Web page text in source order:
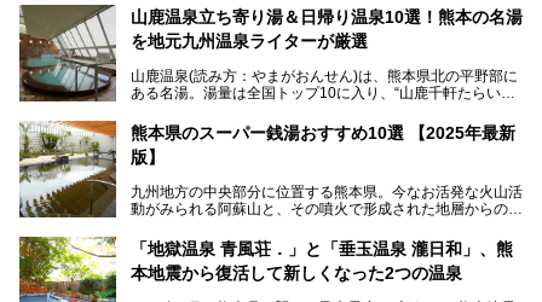
今回は再開した耕きちの湯を訪問し、全浴室(男女別大浴
ます。和傘や竹、ろうそくなどを用いて、和情緒たっぷりの
ライトアップが無料で楽しめます。
日、の合計8日間開催。今回は地元九州在住の筆者が、その
見所を徹底紹介。併せて、その他イベントや立ち寄り湯も併
山鹿温泉立ち寄り湯＆日帰り温泉10選！熊本の名湯
を地元九州温泉ライターが厳選
山鹿温泉(読み方：やまがおんせん)は、熊本県北の平野部に
ある名湯。湯量は全国トップ10に入り、“山鹿千軒たらいな
泉質であり、お湯の良さにも定評があります。
今回は地元九州の温泉ライターの私が実際に入浴した中か
設・家族風呂の3パターンに分類し、合計10施設を厳選して
ご紹介。ぜひ、湯めぐりの参考にして下さいね！
熊本県のスーパー銭湯おすすめ10選 【2025年最新
版】
九州地方の中央部分に位置する熊本県。今なお活発な火山活
動がみられる阿蘇山と、その噴火で形成された地層からの湧
す。
そんな熊本県は、県内の至るところから温泉が湧いている温
泉県でもあります。山鹿温泉、玉名温泉、黒川温泉、人吉温
「地獄温泉 青風荘．」と「垂玉温泉 瀧日和」、熊
本地震から復活して新しくなった2つの温泉